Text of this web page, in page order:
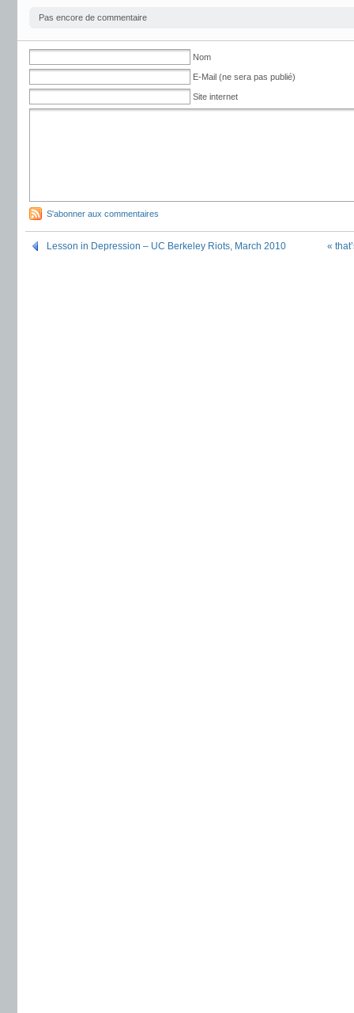
Pas encore de commentaire
Nom
E-Mail (ne sera pas publié)
Site internet
S'abonner aux commentaires
Lesson in Depression – UC Berkeley Riots, March 2010 «